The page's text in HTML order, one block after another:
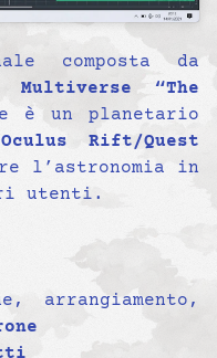
composta da
Multiverse “The
è un planetario
Oculus Rift/Quest
l’astronomia in
utenti.
arrangiamento,